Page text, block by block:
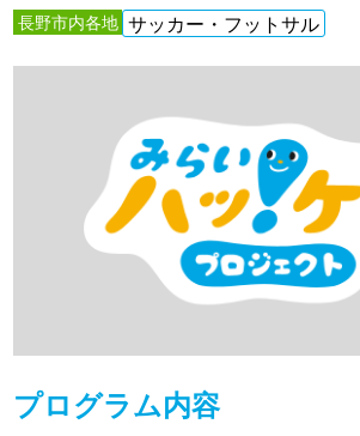
長野市内各地 サッカー・フットサル
プログラム内容